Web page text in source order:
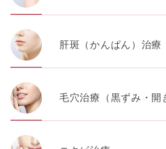
肝斑（かんぱん）治療
毛穴治療（黒ずみ・開